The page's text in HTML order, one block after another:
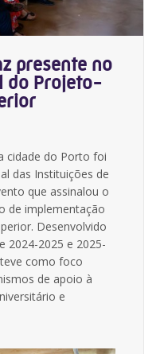
presente no
do Projeto-
cidade do Porto foi
das Instituições de
que assinalou o
de implementação
Desenvolvido
2024-2025 e 2025-
como foco
de apoio à
e